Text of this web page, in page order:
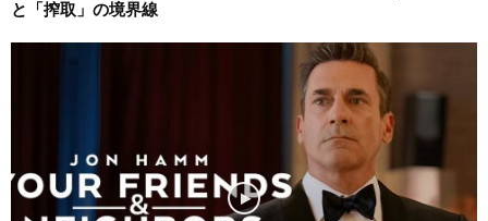
と「搾取」の境界線